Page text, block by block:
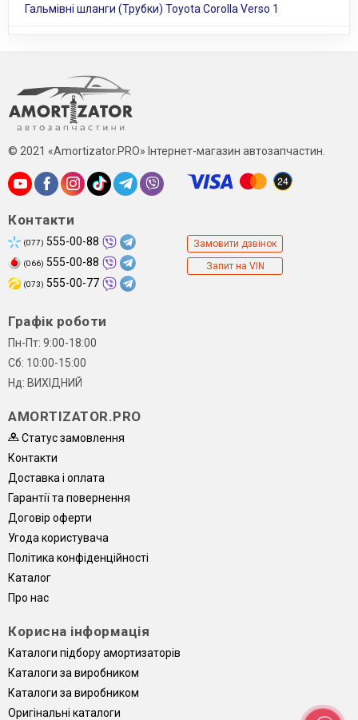
Гальмівні шланги (Трубки) Toyota Corolla Verso 1
© 2021 «Amortizator.PRO» Інтернет-магазин автозапчастин.
Контакти
(077) 555-00-88
(066) 555-00-88
(073) 555-00-77
Замовити дзвінок
Запит на VIN
Графік роботи
Пн-Пт: 9:00-18:00
Сб: 10:00-15:00
Нд: ВИХІДНИЙ
AMORTIZATOR.PRO
Статус замовлення
Контакти
Доставка і оплата
Гарантії та повернення
Договір оферти
Угода користувача
Політика конфіденційності
Каталог
Про нас
Корисна інформація
Каталоги підбору амортизаторів
Каталоги за виробником
Каталоги за виробником
Оригінальні каталоги